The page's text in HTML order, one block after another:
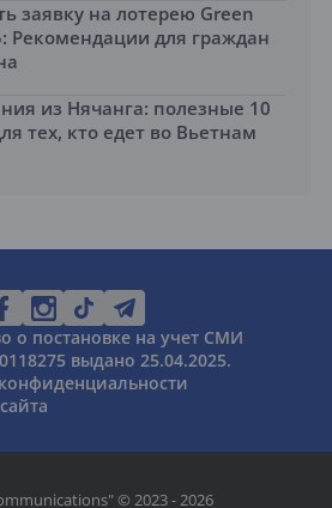
заявку на лотерею Green
Рекомендации для граждан
из Нячанга: полезные 10
тех, кто едет во Вьетнам
о постановке на учет СМИ
выдано 25.04.2025.
© 2023 - 2026